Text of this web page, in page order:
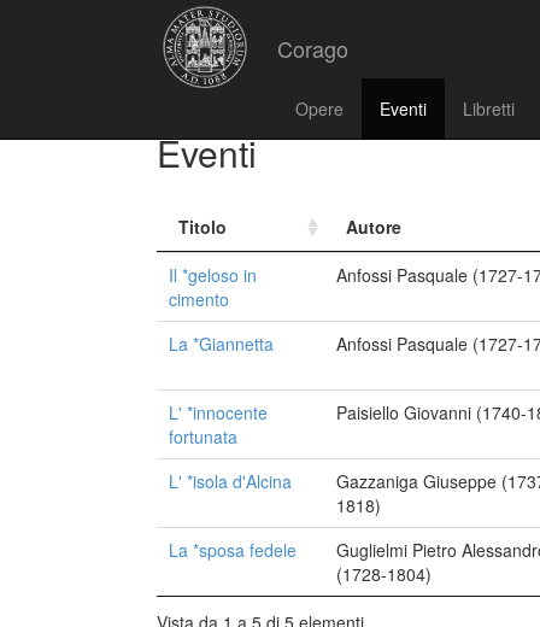
Corago
Opere Eventi Libretti
Eventi
Titolo
Autore
Il *geloso in
cimento
Anfossi Pasquale (1727-
La *Giannetta Anfossi Pasquale (1727-
L' *innocente
fortunata
Paisiello Giovanni (1740-
L' *isola d'Alcina
Gazzaniga Giuseppe
1818)
La *sposa fedele
Guglielmi Pietro
(1728-1804)
Vista da 1 a 5 di 5 elementi